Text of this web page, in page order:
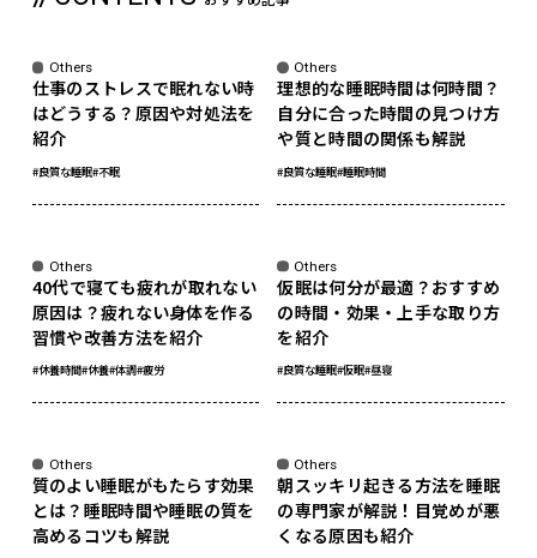
Others
仕事のストレスで眠れない時
はどうする？原因や対処法を
紹介
#良質な睡眠#不眠
Others
理想的な睡眠時間は何時間？
自分に合った時間の見つけ方
や質と時間の関係も解説
#良質な睡眠#睡眠時間
Others
40代で寝ても疲れが取れない
原因は？疲れない身体を作る
習慣や改善方法を紹介
#休養時間#休養#体調#疲労
Others
仮眠は何分が最適？おすすめ
の時間・効果・上手な取り方
を紹介
#良質な睡眠#仮眠#昼寝
Others
質のよい睡眠がもたらす効果
とは？睡眠時間や睡眠の質を
高めるコツも解説
Others
朝スッキリ起きる方法を睡眠
の専門家が解説！目覚めが悪
くなる原因も紹介